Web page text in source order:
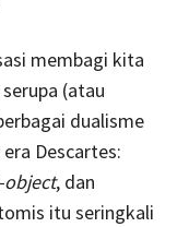
membagi kita
(atau
dualisme
Descartes:
, dan
itu seringkali